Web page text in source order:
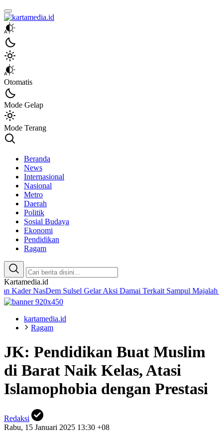
kartamedia.id
Jujur Mengabari
Otomatis
Mode Gelap
Mode Terang
Beranda
News
Internasional
Nasional
Metro
Daerah
Politik
Sosial Budaya
Ekonomi
Pendidikan
Ragam
Kartamedia.id
NasDem Sulsel Gelar Aksi Damai Terkait Sampul Majalah Tempo
kartamedia.id
Ragam
JK: Pendidikan Buat Muslim
di Barat Naik Kelas, Atasi
Islamophobia dengan Prestasi
Redaksi
Rabu, 15 Januari 2025 13:30 +08